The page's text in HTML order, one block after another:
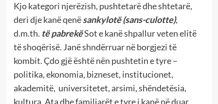
Kjo kategori njerëzish, pushtetarë dhe shtetarë,
deri dje kanë qenësankylotë (sans-culotte),
d.m.th. të pabrekëSot e kanë shpallur veten elitë
të shoqërisë. Janë shndërruar në borgjezi të
kombit. Çdo gjë është nën pushtetin e tyre –
politika, ekonomia, bizneset, institucionet,
akademitë, universitetet, arsimi, shëndetësia,
kultura. Ata dhe familjarët e tyre i kanë në duar